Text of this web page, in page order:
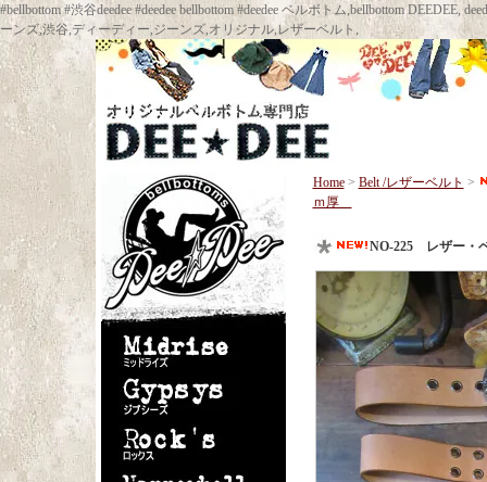
#bellbottom #渋谷deedee #deedee bellbottom #deedee ベルボトム,bellbottom
ーンズ,渋谷,ディーディー,ジーンズ,オリジナル,レザーベルト,
Home> Belt /レザーベルト >
ｍ厚
NO-225 レザー